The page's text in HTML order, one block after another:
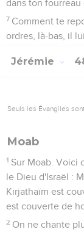
dans ton
7 Comment te
ordres, là-bas, il
Jérémie
Seuls les Évangiles
Moab
1 Sur Moab. Voici
le Dieu d'Israël :
Kirjathaïm est
est couverte de
2 On ne chante